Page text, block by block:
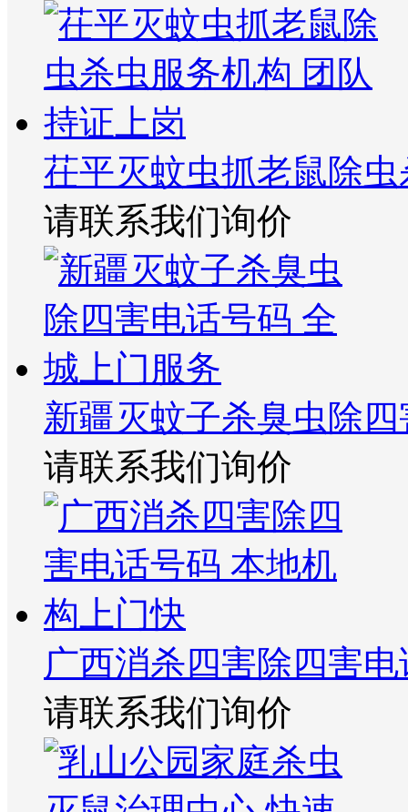
茌平灭蚊虫抓老鼠除
请联系我们询价
新疆灭蚊子杀臭虫除
请联系我们询价
广西消杀四害除四害
请联系我们询价